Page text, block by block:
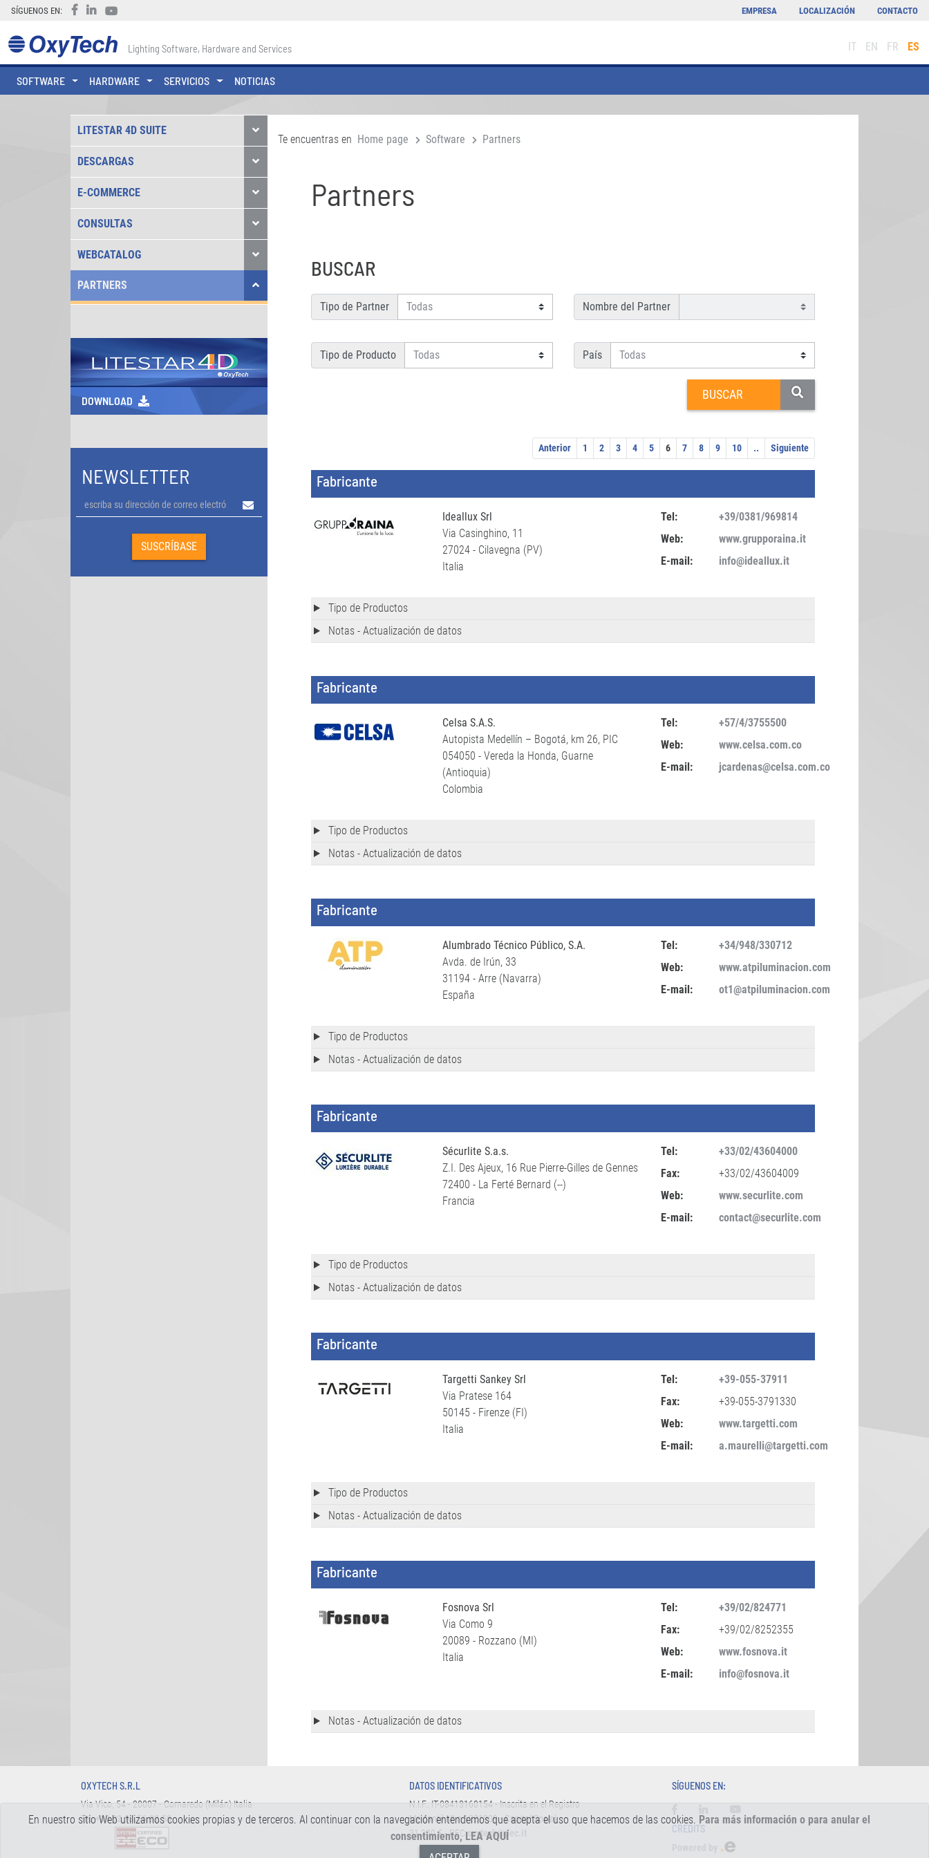
SÍGUENOS EN:
IT EN FR ES
Lighting Software, Hardware and Services
SOFTWARE HARDWARE SERVICIOS NOTICIAS
EMPRESA LOCALIZACIÓN CONTACTO
Te encuentras en Home page Software Partners
Partners
BUSCAR
Tipo de Partner Nombre del Partner
Tipo de Producto País
Anterior 1 2 3 4 5 6 7 8 9 10 .. Siguiente
Fabricante
Ideallux Srl
Via Casinghino, 11
27024 - Cilavegna (PV)
Italia
Tel:
+39/0381/969814
Web:
www.grupporaina.it
E-mail:
info@ideallux.it
Tipo de Productos
Notas - Actualización de datos
Fabricante
Celsa S.A.S.
Autopista Medellín – Bogotá, km 26, PIC
054050 - Vereda la Honda, Guarne
(Antioquia)
Colombia
Tel:
+57/4/3755500
Web:
www.celsa.com.co
E-mail:
jcardenas@celsa.com.co
Tipo de Productos
Notas - Actualización de datos
Fabricante
Alumbrado Técnico Público, S.A.
Avda. de Irún, 33
31194 - Arre (Navarra)
España
Tel:
+34/948/330712
Web:
www.atpiluminacion.com
E-mail:
ot1@atpiluminacion.com
Tipo de Productos
Notas - Actualización de datos
Fabricante
Sécurlite S.a.s.
Z.I. Des Ajeux, 16 Rue Pierre-Gilles de Gennes
72400 - La Ferté Bernard (--)
Francia
Tel:
+33/02/43604000
Fax:
+33/02/43604009
Web:
www.securlite.com
E-mail:
contact@securlite.com
Tipo de Productos
Notas - Actualización de datos
Fabricante
Targetti Sankey Srl
Via Pratese 164
50145 - Firenze (FI)
Italia
Tel:
+39-055-37911
Fax:
+39-055-3791330
Web:
www.targetti.com
E-mail:
a.maurelli@targetti.com
Tipo de Productos
Notas - Actualización de datos
Fabricante
Fosnova Srl
Via Como 9
20089 - Rozzano (MI)
Italia
Tel:
+39/02/824771
Fax:
+39/02/8252355
Web:
www.fosnova.it
E-mail:
info@fosnova.it
Notas - Actualización de datos
LITESTAR 4D SUITE
DESCARGAS
E-COMMERCE
CONSULTAS
WEBCATALOG
PARTNERS
DOWNLOAD
NEWSLETTER
OXYTECH S.R.L
Via Vico, 54 - 20007 - Cornaredo (Milán) Italia
Tel. +39 02.93.56.32.58
DATOS IDENTIFICATIVOS
N.I.F.: IT-08413160154 - Inscrita en el Registro
Mercantil MI n.1221909 - Capital Social:
31.200 € - PECoxytech@pec.it
SÍGUENOS EN:
CREDITS
En nuestro sitio Web utilizamos cookies propias y de terceros. Al continuar con la navegación entendemos que acepta el uso que hacemos de las cookies. Para más información o para anular el
consentimiento, LEA AQUÍ